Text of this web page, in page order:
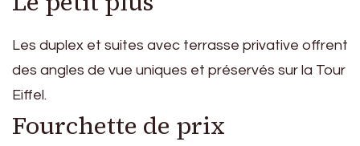
Les duplex et suites avec terrasse privative offrent
des angles de vue uniques et préservés sur la Tour
Eiffel.
Fourchette de prix